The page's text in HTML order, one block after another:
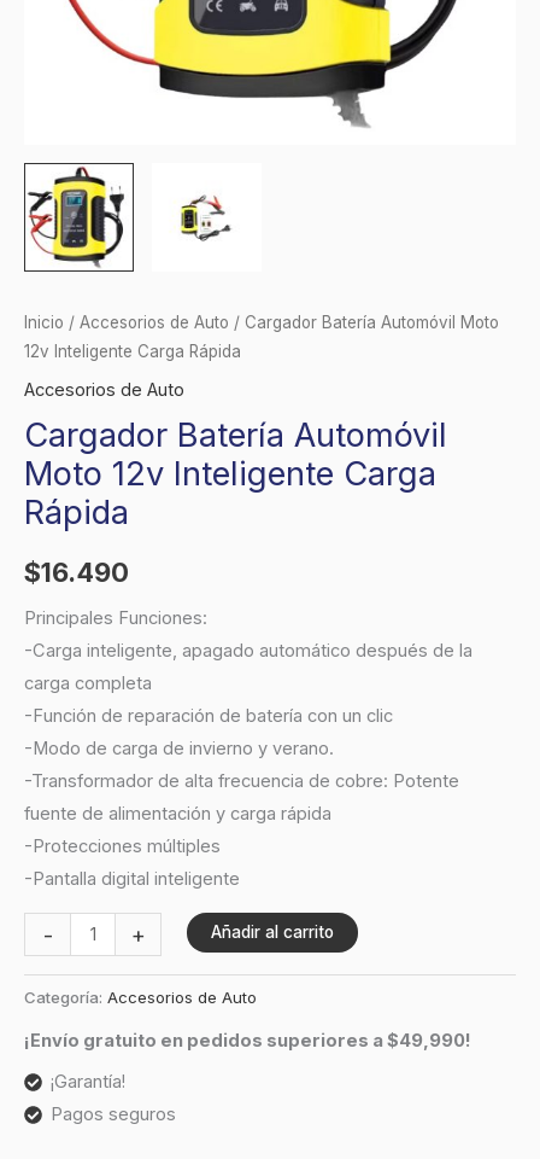
Inicio / Accesorios de Auto / Cargador Batería Automóvil Moto
12v Inteligente Carga Rápida
Accesorios de Auto
Cargador Batería Automóvil
Moto 12v Inteligente Carga
Rápida
$16.490
Principales Funciones:
-Carga inteligente, apagado automático después de la
carga completa
-Función de reparación de batería con un clic
-Modo de carga de invierno y verano.
-Transformador de alta frecuencia de cobre: Potente
fuente de alimentación y carga rápida
-Protecciones múltiples
-Pantalla digital inteligente
- + Añadir al carrito
Categoría: Accesorios de Auto
¡Envío gratuito en pedidos superiores a $49,990!
¡Garantía!
Pagos seguros